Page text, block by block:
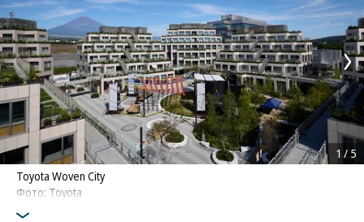
Toyota Woven City
Фото: Toyota
1 / 5